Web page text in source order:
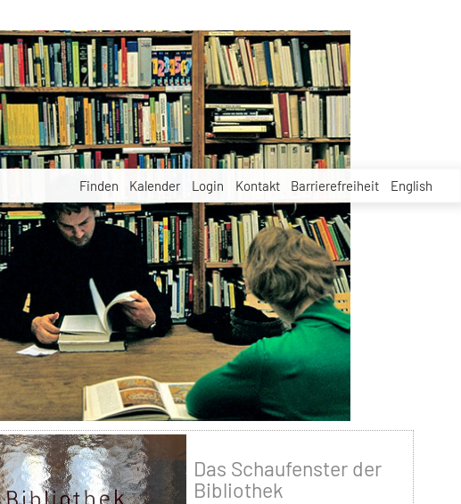
Finden Kalender Login Kontakt Barrierefreiheit English
Das Schaufenster der
Bibliothek